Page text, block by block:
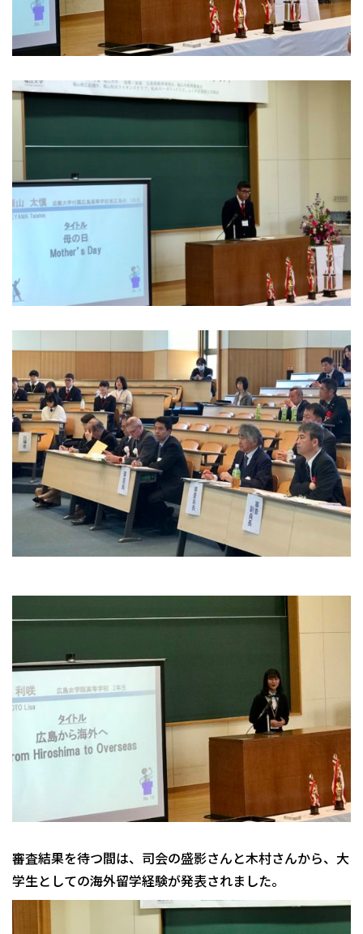
審査結果を待つ間は、司会の盛影さんと木村さんから、大
学生としての海外留学経験が発表されました。